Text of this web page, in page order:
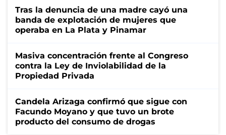
Tras la denuncia de una madre cayó una
banda de explotación de mujeres que
operaba en La Plata y Pinamar
Masiva concentración frente al Congreso
contra la Ley de Inviolabilidad de la
Propiedad Privada
Candela Arizaga confirmó que sigue con
Facundo Moyano y que tuvo un brote
producto del consumo de drogas